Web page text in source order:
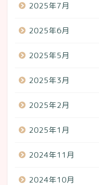
2025年7月
2025年6月
2025年5月
2025年3月
2025年2月
2025年1月
2024年11月
2024年10月